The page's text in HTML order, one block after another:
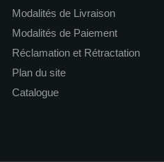
Modalités de Livraison
Modalités de Paiement
Réclamation et Rétractation
Plan du site
Catalogue